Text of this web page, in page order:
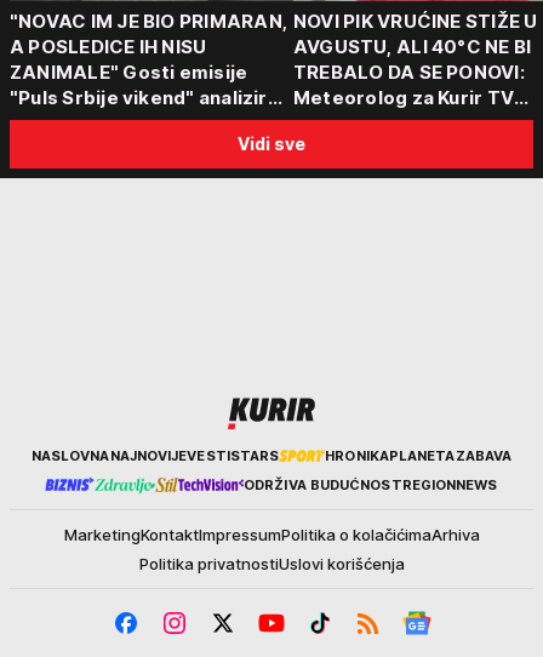
"NOVAC IM JE BIO PRIMARAN,
A POSLEDICE IH NISU
ZANIMALE" Gosti emisije
"Puls Srbije vikend" analizirali
slučajeve koji su potresli
Srbiju: Zločin se ne isplati
NOVI PIK VRUĆINE STIŽE U
AVGUSTU, ALI 40°C NE BI
TREBALO DA SE PONOVI:
Meteorolog za Kurir TV
objasnio šta nas čeka:
za ozbiljne padavine su
Vidi sve
KurirNASLOVNANAJNOVIJEVESTISTARS HRONIKAPLANETAZABAVA
ODRŽIVA BUDUĆNOSTREGIONNEWS
MarketingKontaktImpressumPolitika o kolačićimaArhiva
Politika privatnostiUslovi korišćenja